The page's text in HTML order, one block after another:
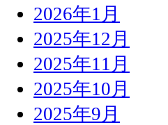
2026年1月
2025年12月
2025年11月
2025年10月
2025年9月